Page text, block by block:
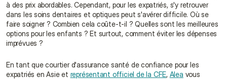
à des prix abordables. Cependant, pour les expatriés, s'y retrouver
dans les soins dentaires et optiques peut s'avérer difficile. Où se
faire soigner ? Combien cela coûte-t-il ? Quelles sont les meilleures
options pour les enfants ? Et surtout, comment éviter les dépenses
imprévues ?
En tant que courtier d'assurance santé de confiance pour les
expatriés en Asie et représentant officiel de la CFE, Alea vous